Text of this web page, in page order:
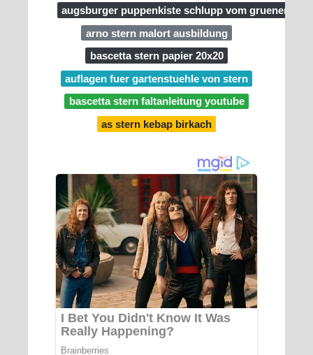
augsburger puppenkiste schlupp vom gruenen
arno stern malort ausbildung
bascetta stern papier 20x20
auflagen fuer gartenstuehle von stern
bascetta stern faltanleitung youtube
as stern kebap birkach